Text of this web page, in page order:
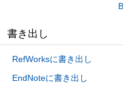
書き出し
RefWorksに書き出し
EndNoteに書き出し